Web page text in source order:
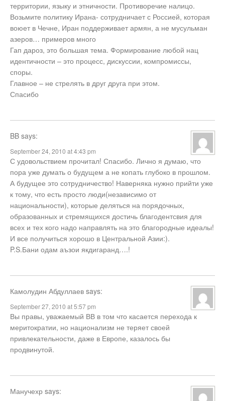
территории, языку и этничности. Противоречие налицо.
Возьмите политику Ирана- сотрудничает с Россией, которая
воюет в Чечне, Иран поддерживает армян, а не мусульман
азеров… примеров много
Гап дароз, это большая тема. Формирование любой нац
идентичности – это процесс, дискуссии, компромиссы,
споры.
Главное – не стрелять в друг друга при этом.
Спасибо
BB says:
September 24, 2010 at 4:43 pm
С удовольствием прочитал! Спасибо. Лично я думаю, что
пора уже думать о будущем а не копать глубоко в прошлом.
А будущее это сотрудничество! Наверняка нужно прийти уже
к тому, что есть просто люди(независимо от
национальности), которые деляться на порядочных,
образованных и стремящихся достичь благодентсвия для
всех и тех кого надо направлять на это благородные идеалы!
И все получиться хорошо в Центральной Азии:).
P.S.Бани одам аъзои якдигаранд….!
Камолудин Абдуллаев says:
September 27, 2010 at 5:57 pm
Вы правы, уважаемый ВВ в том что касается перехода к
меритократии, но национализм не теряет своей
привлекательности, даже в Европе, казалось бы
продвинутой.
Манучехр says: